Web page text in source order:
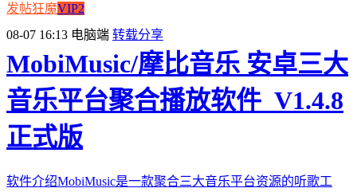
发帖狂魔VIP2
08-07 16:13 电脑端 转载分享
MobiMusic/摩比音乐 安卓三大
音乐平台聚合播放软件_V1.4.8
正式版
软件介绍MobiMusic是一款聚合三大音乐平台资源的听歌工